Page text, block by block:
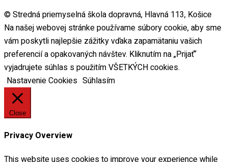
roka
© Stredná priemyselná škola dopravná, Hlavná 113, Košice
Na našej webovej stránke používame súbory cookie, aby sme
vám poskytli najlepšie zážitky vďaka zapamätaniu vašich
preferencií a opakovaných návštev. Kliknutím na „Prijať“
vyjadrujete súhlas s použitím VŠETKÝCH cookies.
Nastavenie Cookies Súhlasím
Close
Privacy Overview